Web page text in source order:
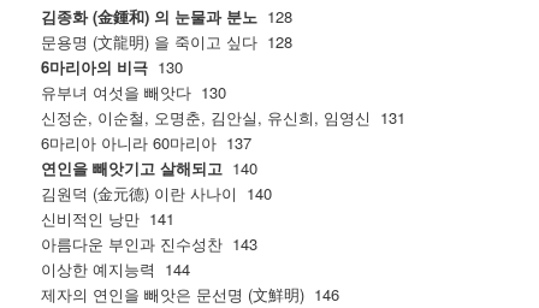
김종화 (金鍾和) 의 눈물과 분노 128
문용명 (文龍明) 을 죽이고 싶다 128
6마리아의 비극 130
유부녀 여섯을 빼앗다 130
신정순, 이순철, 오명춘, 김안실, 유신희, 임영신 131
6마리아 아니라 60마리아 137
연인을 빼앗기고 살해되고 140
김원덕 (金元德) 이란 사나이 140
신비적인 낭만 141
아름다운 부인과 진수성찬 143
이상한 예지능력 144
제자의 연인을 빼앗은 문선명 (文鮮明) 146